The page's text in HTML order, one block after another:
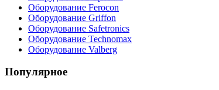
Оборудование Ferocon
Оборудование Griffon
Оборудование Safetronics
Оборудование Technomax
Оборудование Valberg
Популярное